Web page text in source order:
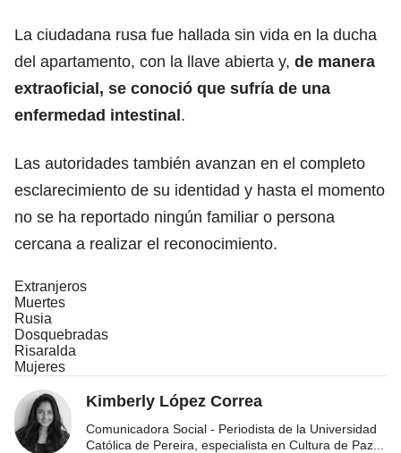
La ciudadana rusa fue hallada sin vida en la ducha
del apartamento, con la llave abierta y, de manera
extraoficial, se conoció que sufría de una
enfermedad intestinal.
Las autoridades también avanzan en el completo
esclarecimiento de su identidad y hasta el momento
no se ha reportado ningún familiar o persona
cercana a realizar el reconocimiento.
Extranjeros
Muertes
Rusia
Dosquebradas
Risaralda
Mujeres
Kimberly López Correa
Comunicadora Social - Periodista de la Universidad
Católica de Pereira, especialista en Cultura de Paz